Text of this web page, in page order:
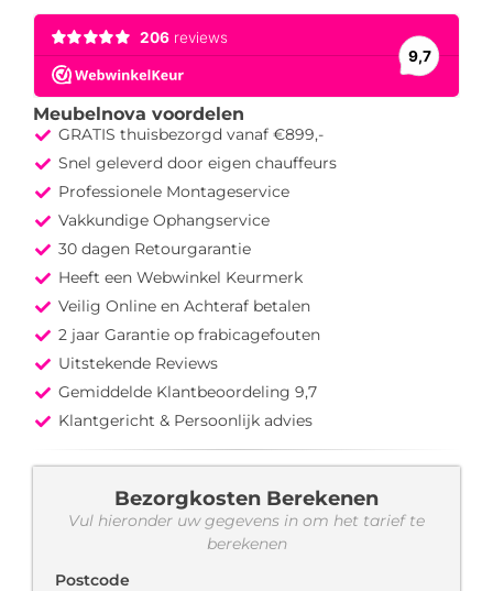
Meubelnova voordelen
GRATIS thuisbezorgd vanaf €899,-
Snel geleverd door eigen chauffeurs
Professionele Montageservice
Vakkundige Ophangservice
30 dagen Retourgarantie
Heeft een Webwinkel Keurmerk
Veilig Online en Achteraf betalen
2 jaar Garantie op frabicagefouten
Uitstekende Reviews
Gemiddelde Klantbeoordeling 9,7
Klantgericht & Persoonlijk advies
Bezorgkosten Berekenen
Vul hieronder uw gegevens in om het tarief te
berekenen
Postcode